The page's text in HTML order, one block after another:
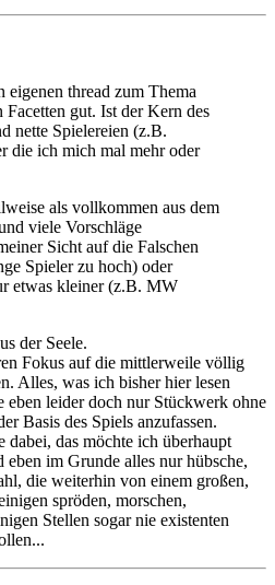
eigenen thread zum Thema
gut. Ist der Kern des
nette Spielereien (z.B.
die ich mich mal mehr oder
als vollkommen aus dem
viele Vorschläge
Sicht auf die Falschen
Spieler zu hoch) oder
etwas kleiner (z.B. MW
der Seele.
Fokus auf die mittlerweile völlig
Alles, was ich bisher hier lesen
eben leider doch nur Stückwerk ohne
Basis des Spiels anzufassen.
dabei, das möchte ich überhaupt
eben im Grunde alles nur hübsche,
die weiterhin von einem großen,
spröden, morschen,
Stellen sogar nie existenten